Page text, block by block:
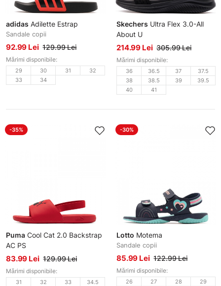
adidas Adilette Estrap
Sandale copii
92.99 Lei 129.99 Lei
Mărimi disponibile:
29 30 31
32
33
34
Skechers Ultra Flex 3.0-All
About U
Sandale damă
214.99 Lei 305.99 Lei
Mărimi disponibile:
36 36.5 37
37.5
38
38.5 39
39.5
40
41
-35%
Puma Cool Cat 2.0 Backstrap
AC PS
Sandale copii
83.99 Lei 129.99 Lei
Mărimi disponibile:
31 32 33 34.5
-30%
Lotto Motema
Sandale copii
85.99 Lei 122.99 Lei
Mărimi disponibile:
26 27 28
29